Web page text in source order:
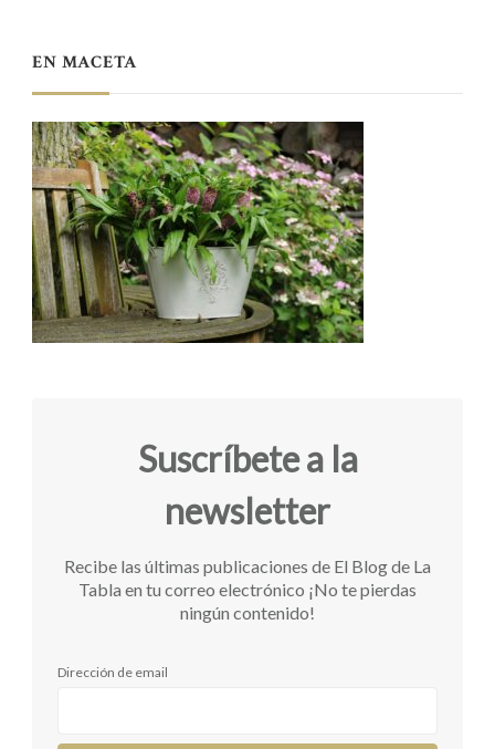
EN MACETA
Suscríbete a la
newsletter
Recibe las últimas publicaciones de El Blog de La
Tabla en tu correo electrónico ¡No te pierdas
ningún contenido!
Dirección de email